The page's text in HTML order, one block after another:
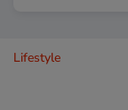
Lifestyle